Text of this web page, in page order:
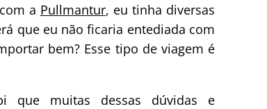
a Pullmantur, eu tinha diversas
que eu não ficaria entediada com
bem? Esse tipo de viagem é
que muitas dessas dúvidas e